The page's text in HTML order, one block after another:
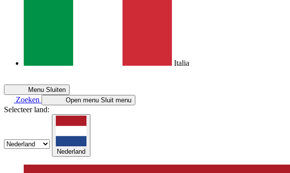
Italia
Menu Sluiten
Zoeken Open menu Sluit menu
Selecteer land:
Nederland